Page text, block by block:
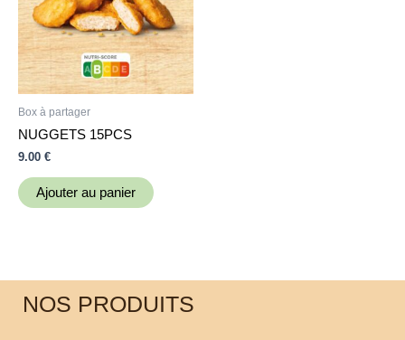
Box à partager
NUGGETS 15PCS
9.00 €
Ajouter au panier
NOS PRODUITS